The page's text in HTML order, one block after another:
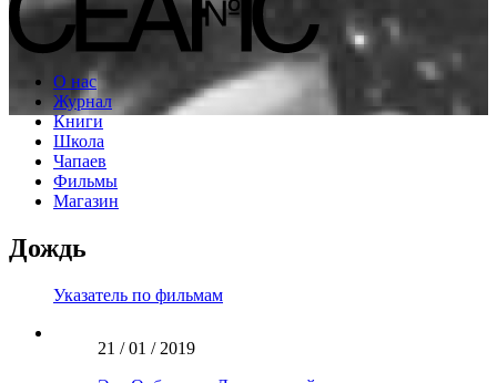
О нас
Журнал
Книги
Школа
Чапаев
Фильмы
Магазин
Дождь
Указатель по фильмам
21 / 01 / 2019